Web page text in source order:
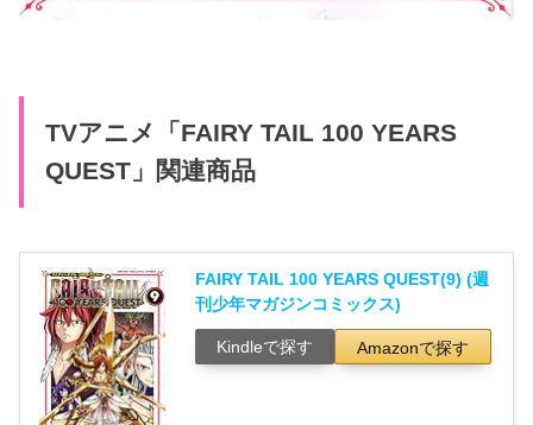
TVアニメ「FAIRY TAIL 100 YEARS
QUEST」関連商品
FAIRY TAIL 100 YEARS QUEST(9) (週
刊少年マガジンコミックス)
Kindleで探す Amazonで探す